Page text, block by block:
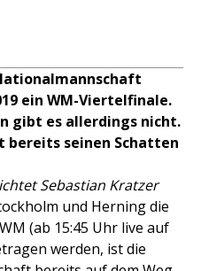
ein WM-Viertelfinale.
gibt es allerdings nicht.
bereits seinen Schatten
Sebastian Kratzer
und Herning die
(ab 15:45 Uhr live auf
werden, ist die